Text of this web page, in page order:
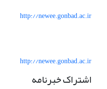
http://newee.gonbad.ac.ir
http://newee.gonbad.ac.ir
اشتراک خبرنامه